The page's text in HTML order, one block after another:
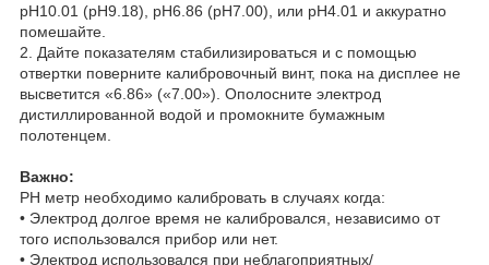
рН10.01 (рН9.18), рН6.86 (рН7.00), или рН4.01 и аккуратно
помешайте.
2. Дайте показателям стабилизироваться и с помощью
отвертки поверните калибровочный винт, пока на дисплее не
высветится «6.86» («7.00»). Ополосните электрод
дистиллированной водой и промокните бумажным
полотенцем.
Важно:
PH метр необходимо калибровать в случаях когда:
• Электрод долгое время не калибровался, независимо от
того использовался прибор или нет.
• Электрод использовался при неблагоприятных/